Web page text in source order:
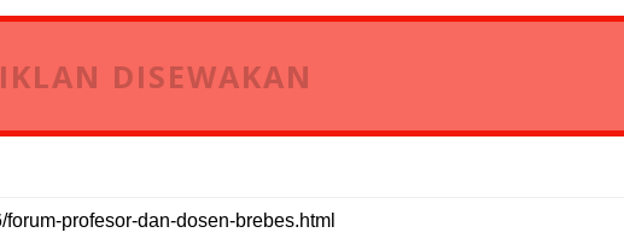
IKLAN DISEWAKAN